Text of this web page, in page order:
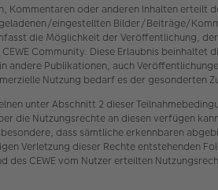
oder anderen Inhalten erteilt
eingestellten Bilder/Beiträge/
die Möglichkeit der Veröffentlichung,
Community. Diese Erlaubnis
andere Publikationen, auch
Nutzung bedarf es der gesonderten
unter Abschnitt 2 dieser
die Nutzungsrechte an diesen verfügen
dass sämtliche erkennbaren
Verletzung dieser Rechte entstehenden
CEWE vom Nutzer erteilten